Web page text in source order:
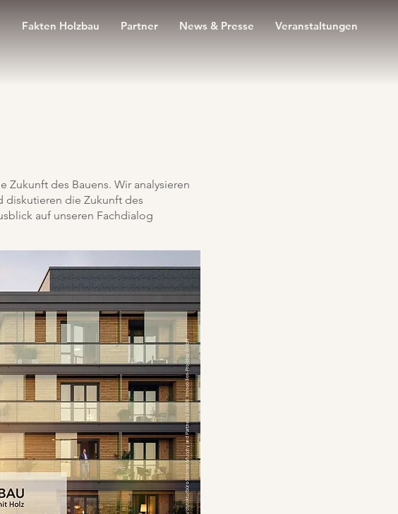
Fakten Holzbau Partner News & Presse Veranstaltungen
des Bauens. Wir analysieren
diskutieren die Zukunft des
auf unseren Fachdialog